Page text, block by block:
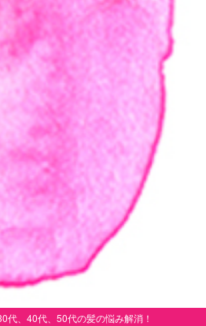
代、40代、50代の髪の悩み解消！